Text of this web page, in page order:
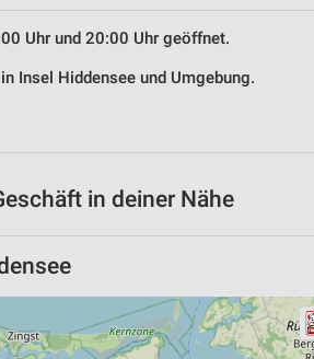
Uhr und 20:00 Uhr geöffnet.
Insel Hiddensee und Umgebung.
in deiner Nähe